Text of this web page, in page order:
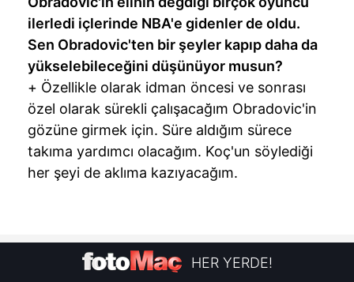
ilerledi içlerinde NBA'e gidenler de oldu.
Sen Obradovic'ten bir şeyler kapıp daha da
yükselebileceğini düşünüyor musun?
+ Özellikle olarak idman öncesi ve sonrası
özel olarak sürekli çalışacağım Obradovic'in
gözüne girmek için. Süre aldığım sürece
takıma yardımcı olacağım. Koç'un söylediği
her şeyi de aklıma kazıyacağım.
HER YERDE!